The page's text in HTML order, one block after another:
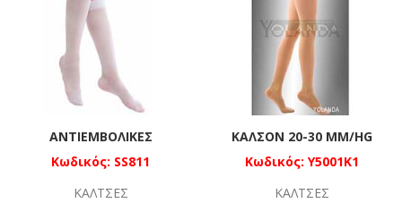
ΑΝΤΙΕΜΒΟΛΙΚΈΣ
Κωδικός: SS811
ΚΆΛΤΣΕΣ
ΚΑΛΣΌΝ 20-30 MM/HG
Κωδικός: Y5001K1
ΚΆΛΤΣΕΣ